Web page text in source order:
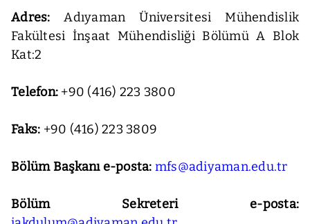
Adres:Adıyaman Üniversitesi Mühendislik
Fakültesi İnşaat Mühendisliği Bölümü A Blok
Kat:2
Telefon: +90 (416) 223 3800
Faks: +90 (416) 223 3809
Bölüm Başkanı e-posta: mfs@adiyaman.edu.tr
Bölüm Sekreteri e-posta: